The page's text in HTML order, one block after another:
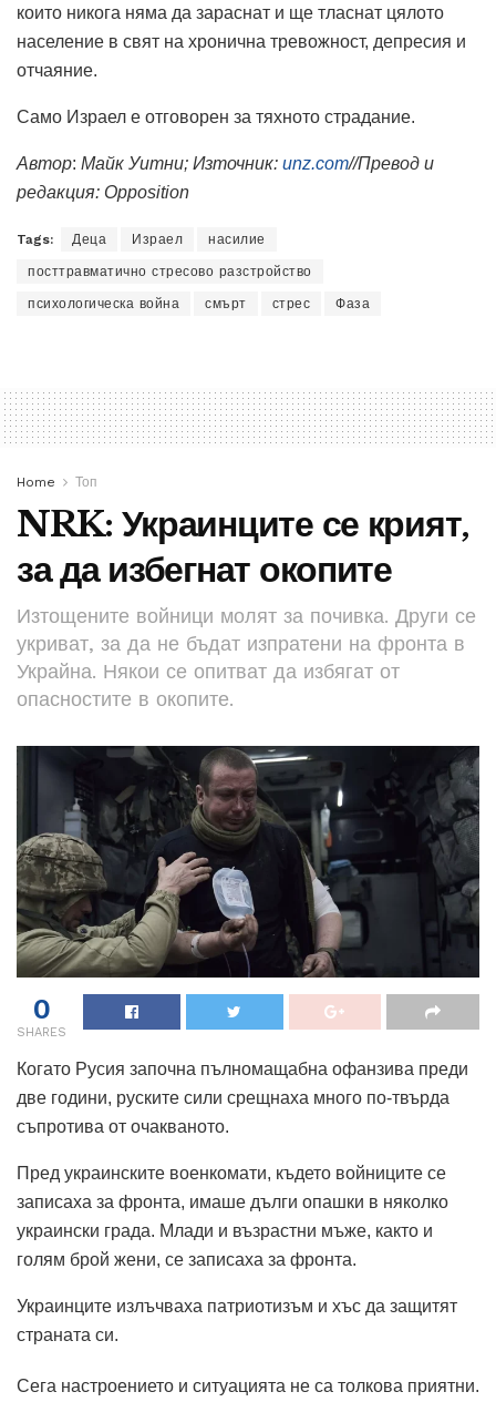
които никога няма да зараснат и ще тласнат цялото
население в свят на хронична тревожност, депресия и
отчаяние.
Само Израел е отговорен за тяхното страдание.
Автор: Майк Уитни; Източник: unz.com//Превод и
редакция: Opposition
Tags: Деца Израел насилие
посттравматично стресово разстройство
психологическа война смърт стрес Фаза
Home Топ
NRK: Украинците се крият,
за да избегнат окопите
Изтощените войници молят за почивка. Други се
укриват, за да не бъдат изпратени на фронта в
Украйна. Някои се опитват да избягат от
опасностите в окопите.
0
SHARES
Когато Русия започна пълномащабна офанзива преди
две години, руските сили срещнаха много по-твърда
съпротива от очакваното.
Пред украинските военкомати, където войниците се
записаха за фронта, имаше дълги опашки в няколко
украински града. Млади и възрастни мъже, както и
голям брой жени, се записаха за фронта.
Украинците излъчваха патриотизъм и хъс да защитят
страната си.
Сега настроението и ситуацията не са толкова приятни.